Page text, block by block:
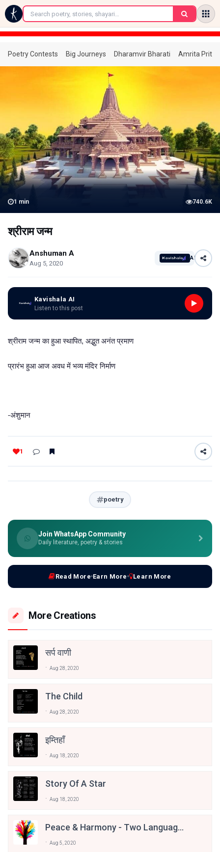
←
Poetry Contests Big Journeys Dharamvir Bharati Amrita
1 min 740.6K
श्रीराम जन्म
Anshuman A
Aug 5, 2020
AI
Kavishala AI
Listen to this post
श्रीराम जन्म का हुआ स्थापित, अद्भुत अनंत प्रमाण
प्रारंभ हुआ आज अवध में भव्य मंदिर निर्माण
-अंशुमान
1
poetry
Join WhatsApp Community
Daily literature, poetry & stories
Read More Earn More Learn More
More Creations
सर्प वाणी
Aug 28, 2020
The Child
Aug 28, 2020
इम्तिहाँ
Aug 18, 2020
Story Of A Star
Aug 18, 2020
Peace & Harmony - Two Language
Aug 5, 2020